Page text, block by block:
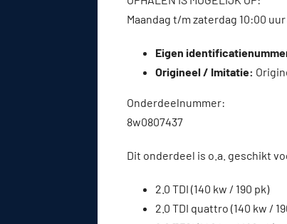
Maandag t/m zaterdag 10:00
Eigen
Origineel / Imitatie:
Onderdeelnummer:
8w0807437
Dit onderdeel is o.a. geschikt
2.0 TDI (140 kw / 190 pk)
2.0 TDI quattro (140 kw /